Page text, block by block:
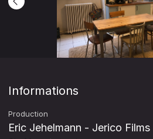
Informations
Production
Eric Jehelmann - Jerico Films